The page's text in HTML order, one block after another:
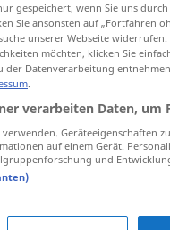
abartig
gespeichert, wenn Sie uns
Sie ansonsten auf „Fortfahren
unserer Webseite
möchten, klicken Sie
der Datenverarbeitung
.
verarbeiten Daten, um
verwenden. Geräteeigenschaften
auf einem Gerät.
und